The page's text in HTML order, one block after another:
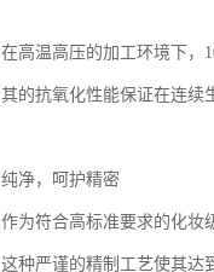
在高温高压的加工环境下，
其的抗氧化性能保证在连续
纯净，呵护精密
作为符合高标准要求的化妆
这种严谨的精制工艺使其达